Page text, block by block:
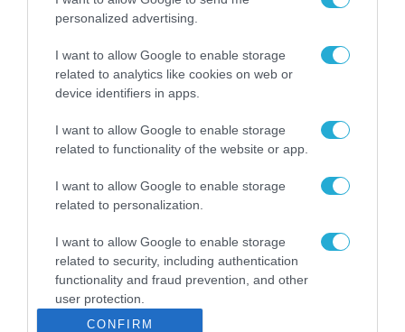
personalized advertising.
I want to allow Google to enable storage
related to analytics like cookies on web or
device identifiers in apps.
I want to allow Google to enable storage
related to functionality of the website or app.
I want to allow Google to enable storage
related to personalization.
I want to allow Google to enable storage
related to security, including authentication
functionality and fraud prevention, and other
user protection.
CONFIRM
ΡΟΗ ΕΙΔΗΣΕΩΝ
Το χρηματοδοτούμενο
Gaming Police”
ενισχύει την ασφάλεια
διαδίκτυο
ΑΑΔΕ: Διευκρινίσεις
παραβάσεις που
αφορούν τους ΦΗΜ
31.07.2026
Σ. Καλαφάτης: «Η
Τεχνητή Νοημοσύνη